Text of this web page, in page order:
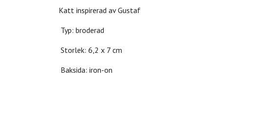
Katt inspirerad av Gustaf
Typ: broderad
Storlek: 6,2 x 7 cm
Baksida: iron-on